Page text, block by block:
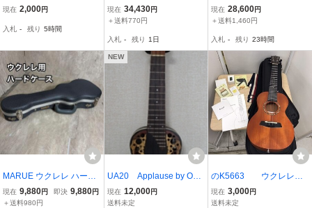
プラノウクレレ ソフトケ
コンパクト 軽量
現在 2,000円
入札 - 残り 5時間
KT-BD Kai
現在 34,430円
＋送料770円
入札 - 残り 1日
ソフトケース付 中古 現状
◆22482★
現在 28,600円
＋送料1,460円
入札 - 残り 23時間
MARUE ウクレレ ハード
ケース 鍵付き ウクレレケ
ース
現在 9,880円 即決 9,880円
＋送料980円
NEW
UA20 Applause by Ovat
ion ソプラノウクレレ ア
プローズ オベーション
現在 12,000円
送料未定
のK5663 ウクレレ E
NYA UKULELE EUC-
200A
現在 3,000円
送料未定